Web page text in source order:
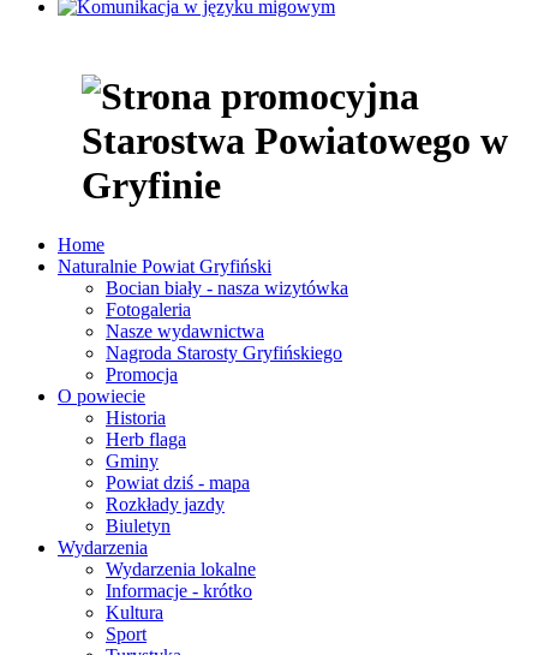
Home
Naturalnie Powiat Gryfiński
Bocian biały - nasza wizytówka
Fotogaleria
Nasze wydawnictwa
Nagroda Starosty Gryfińskiego
Promocja
O powiecie
Historia
Herb flaga
Gminy
Powiat dziś - mapa
Rozkłady jazdy
Biuletyn
Wydarzenia
Wydarzenia lokalne
Informacje - krótko
Kultura
Sport